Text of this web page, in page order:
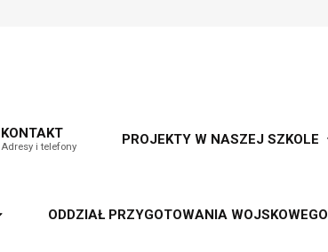
KONTAKT
Adresy i telefony PROJEKTY W NASZEJ SZKOLE
ODDZIAŁ PRZYGOTOWANIA WOJSKOWEGO